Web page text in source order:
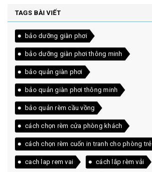
TAGS BÀI VIẾT
bảo dưỡng giàn phơi
bảo dưỡng giàn phơi thông minh
bảo quản giàn phơi
bảo quản giàn phơi thông minh
bảo quản rèm cầu vồng
cách chọn rèm cửa phòng khách
cách chọn rèm cuốn in tranh cho phòng trẻ
cach lap rem vai cách lắp rèm vải